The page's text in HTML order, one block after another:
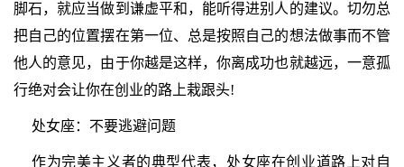
脚石，就应当做到谦虚平和，能听得进别人的建议。切勿总
把自己的位置摆在第一位、总是按照自己的想法做事而不管
他人的意见，由于你越是这样，你离成功也就越远，一意孤
行绝对会让你在创业的路上栽跟头!
处女座：不要逃避问题
作为完美主义者的典型代表，处女座在创业道路上对自